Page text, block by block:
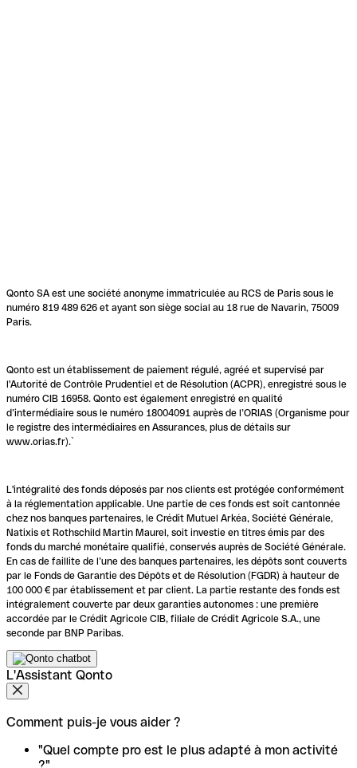
Qonto SA est une société anonyme immatriculée au RCS de Paris sous le
numéro 819 489 626 et ayant son siège social au 18 rue de Navarin, 75009
Paris.
Qonto est un établissement de paiement régulé, agréé et supervisé par
l'Autorité de Contrôle Prudentiel et de Résolution (ACPR), enregistré sous le
numéro CIB 16958. Qonto est également enregistré en qualité
d’intermédiaire sous le numéro 18004091 auprès de l’ORIAS (Organisme pour
le registre des intermédiaires en Assurances, plus de détails sur
www.orias.fr).`
L'intégralité des fonds déposés par nos clients est protégée conformément
à la réglementation applicable. Une partie de ces fonds est soit cantonnée
chez nos banques partenaires, le Crédit Mutuel Arkéa, Société Générale,
Natixis et Rothschild Martin Maurel, soit investie en titres émis par des
fonds du marché monétaire qualifié, conservés auprès de Société Générale.
En cas de faillite de l’une des banques partenaires, les dépôts sont couverts
par le Fonds de Garantie des Dépôts et de Résolution (FGDR) à hauteur de
100 000 € par établissement et par client. La partie restante des fonds est
intégralement couverte par deux garanties autonomes : une première
accordée par le Crédit Agricole CIB, filiale de Crédit Agricole S.A., une
seconde par BNP Paribas.
L'Assistant Qonto
Comment puis-je vous aider ?
"Quel compte pro est le plus adapté à mon activité